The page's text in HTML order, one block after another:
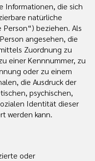
Informationen, die sich
natürliche
beziehen. Als
angesehen, die
Zuordnung zu
einer Kennnummer, zu
oder zu einem
die Ausdruck der
psychischen,
Identität dieser
werden kann.
oder